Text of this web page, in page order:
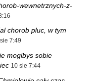
wewnetrznych-z-
chorob pluc, w tym
7:49
moglbys sobie
10 sie 7:44